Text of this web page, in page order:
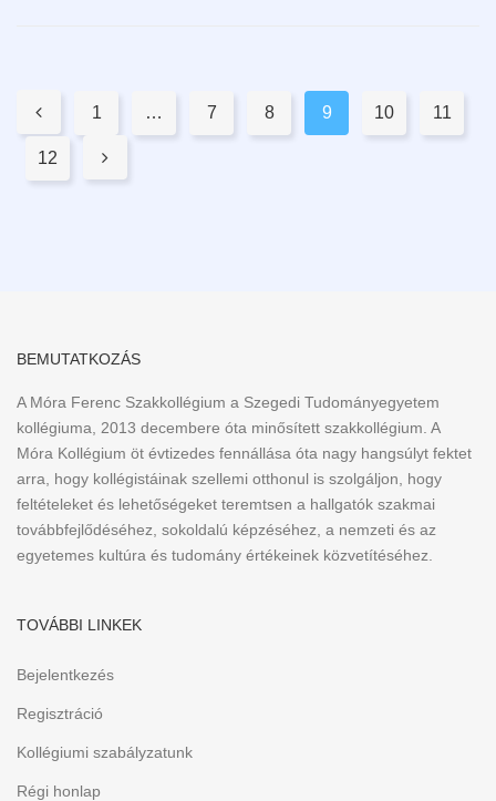
Pages:
 1 … 7 8 9 10 11
12 
BEMUTATKOZÁS
A Móra Ferenc Szakkollégium a Szegedi Tudományegyetem
kollégiuma, 2013 decembere óta minősített szakkollégium. A
Móra Kollégium öt évtizedes fennállása óta nagy hangsúlyt fektet
arra, hogy kollégistáinak szellemi otthonul is szolgáljon, hogy
feltételeket és lehetőségeket teremtsen a hallgatók szakmai
továbbfejlődéséhez, sokoldalú képzéséhez, a nemzeti és az
egyetemes kultúra és tudomány értékeinek közvetítéséhez.
TOVÁBBI LINKEK
Bejelentkezés
Regisztráció
Kollégiumi szabályzatunk
Régi honlap